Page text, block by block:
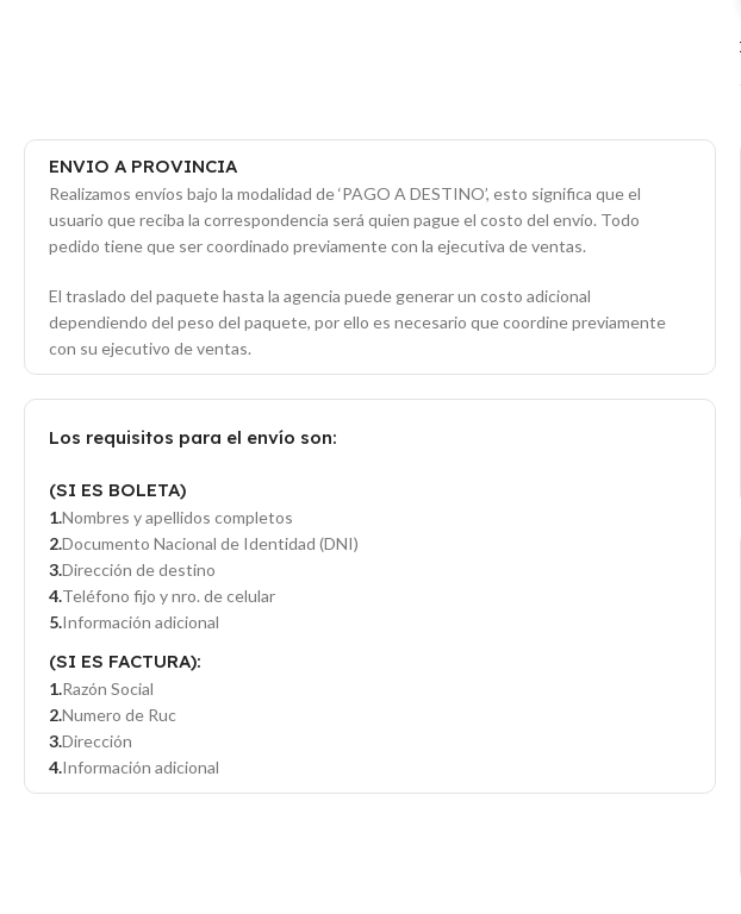
ENVIO A PROVINCIA
Realizamos envíos bajo la modalidad de ‘PAGO A DESTINO’, esto significa que el
usuario que reciba la correspondencia será quien pague el costo del envío. Todo
pedido tiene que ser coordinado previamente con la ejecutiva de ventas.
El traslado del paquete hasta la agencia puede generar un costo adicional
dependiendo del peso del paquete, por ello es necesario que coordine previamente
con su ejecutivo de ventas.
Los requisitos para el envío son:
(SI ES BOLETA)
Nombres y apellidos completos
Documento Nacional de Identidad (DNI)
Dirección de destino
Teléfono fijo y nro. de celular
Información adicional
(SI ES FACTURA):
Razón Social
Numero de Ruc
Dirección
Información adicional